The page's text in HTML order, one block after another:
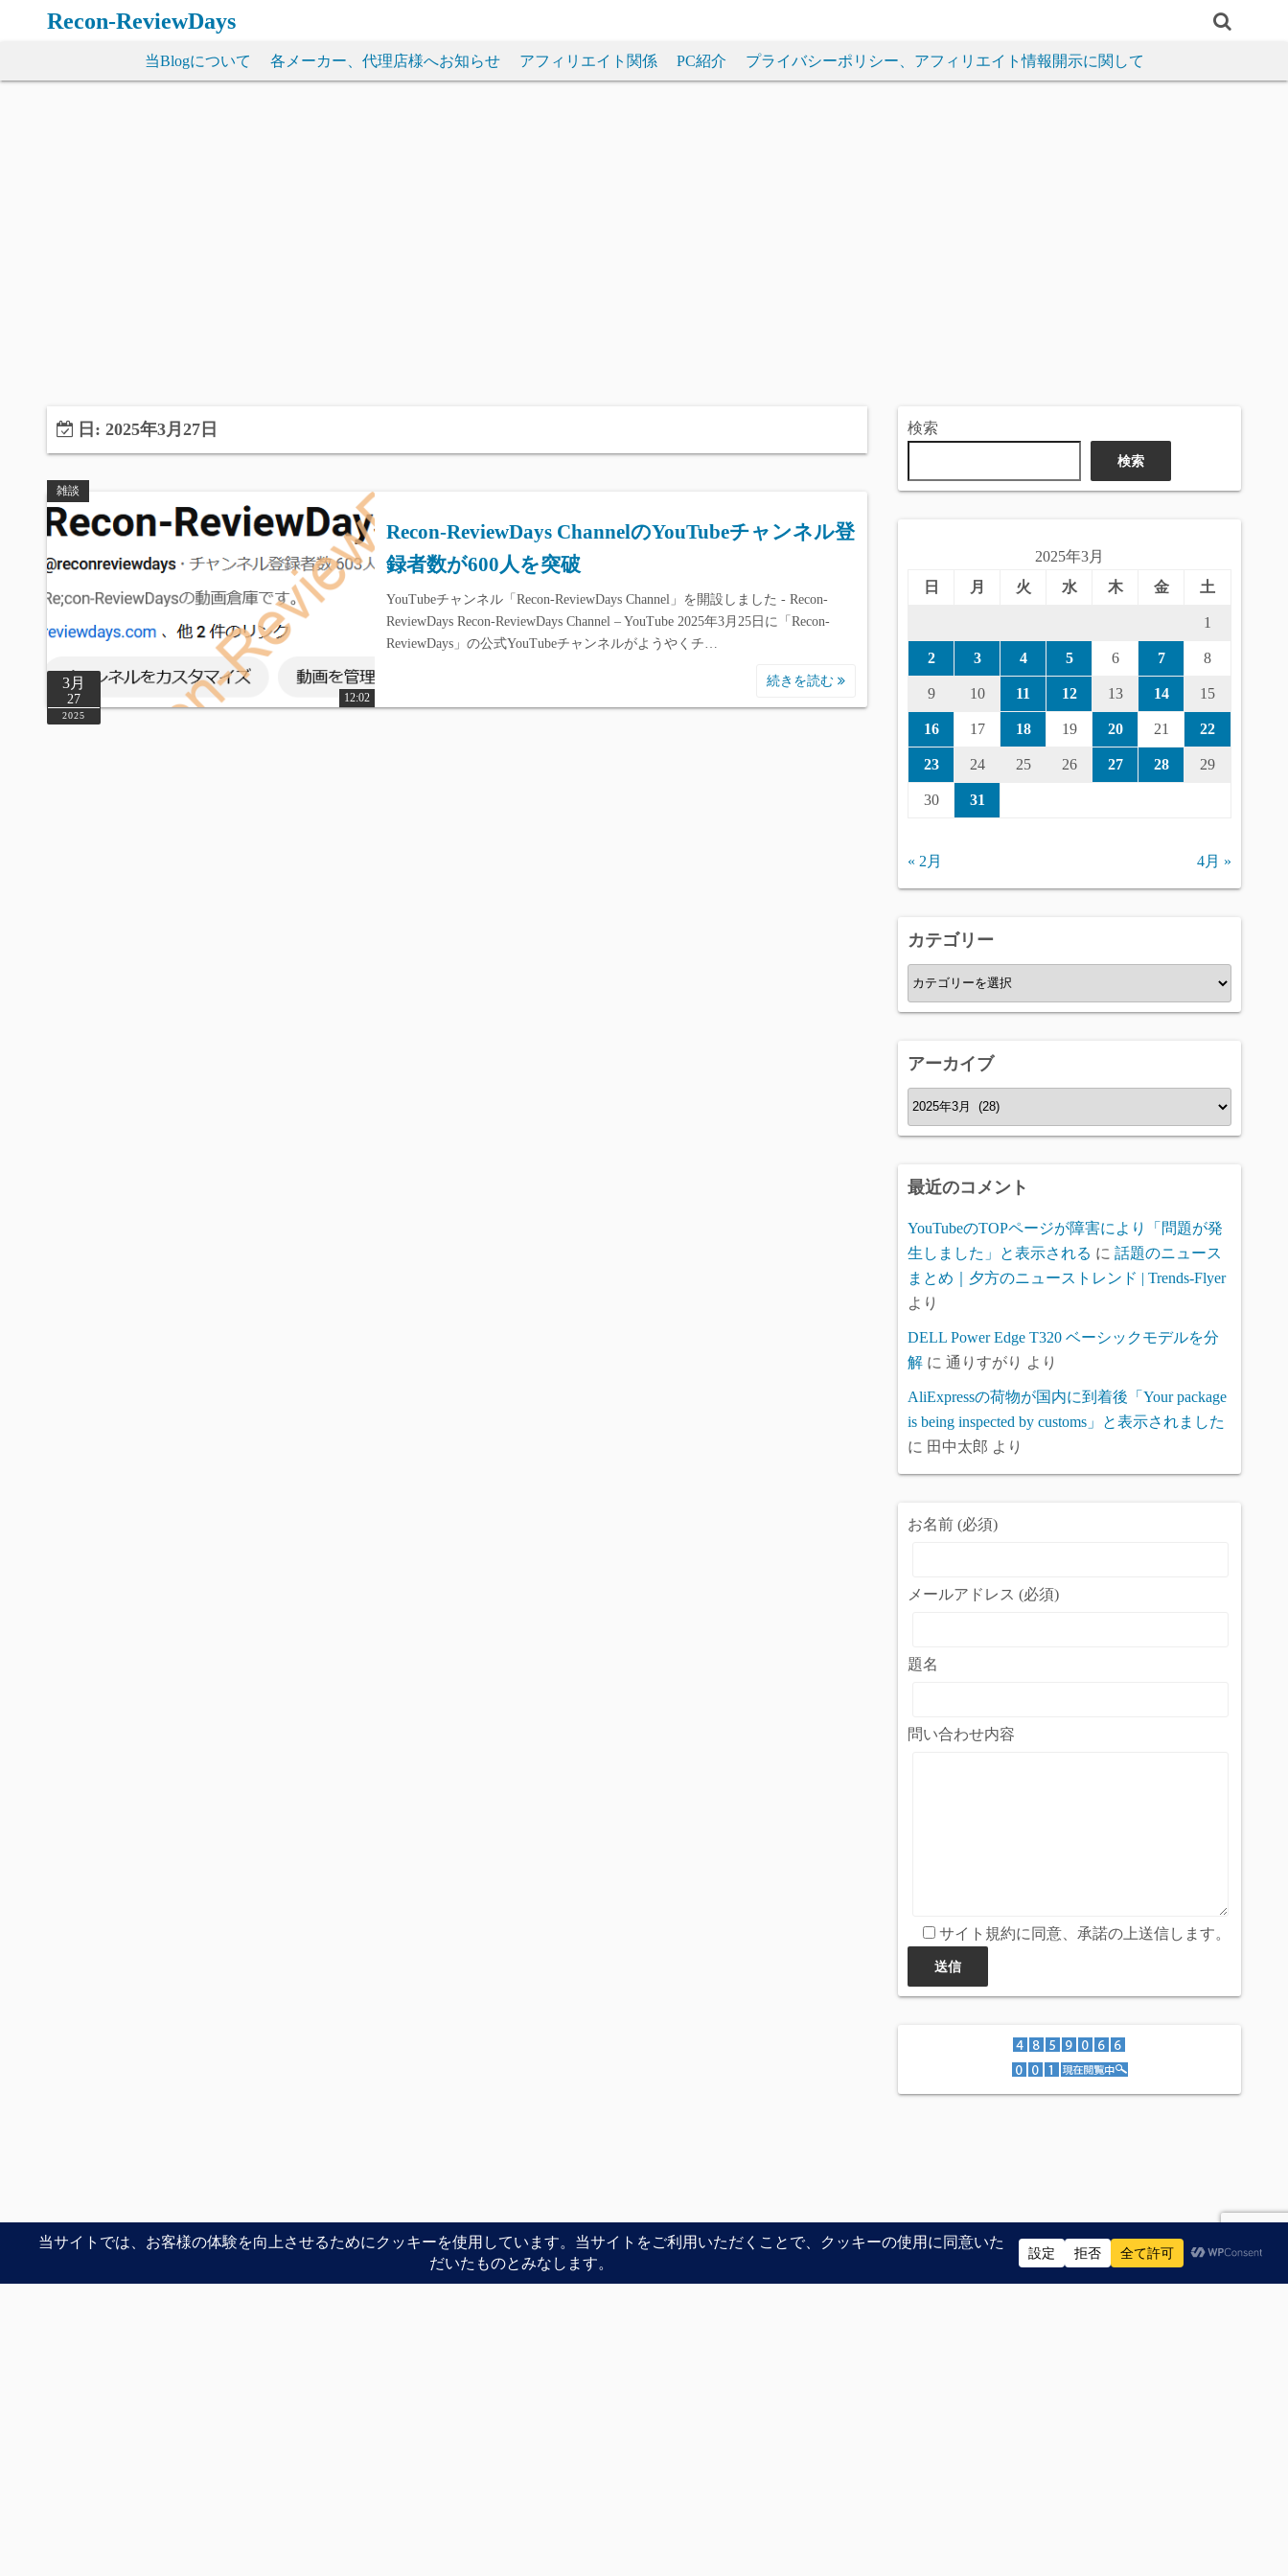
ン
Recon-ReviewDays
当Blogについて 各メーカー、代理店様へお知らせ アフィリエイト関係 PC紹介 プライバシーポリシー、アフィリエイト情報開示に関して
日: 2025年3月27日
雑談
3月
27
2025
12:02
Recon-ReviewDays ChannelのYouTubeチャンネル登
録者数が600人を突破
YouTubeチャンネル「Recon-ReviewDays Channel」を開設しました - Recon-
ReviewDays Recon-ReviewDays Channel – YouTube 2025年3月25日に「Recon-
ReviewDays」の公式YouTubeチャンネルがようやくチ…
続きを読む
検索
検索
2025年3月
日
月 火 水 木 金 土
1
2 3 4 5 6 7 8
9 10 11 12 13 14 15
16 17 18 19 20 21 22
23 24 25 26 27 28 29
30 31
« 2月 4月 »
カテゴリー
カ
テ
ー
アーカイブ
ア
ー
ブ
最近のコメント
YouTubeのTOPページが障害により「問題が発
生しました」と表示される に 話題のニュース
まとめ｜夕方のニューストレンド | Trends-Flyer
より
DELL Power Edge T320 ベーシックモデルを分
解 に 通りすがり より
AliExpressの荷物が国内に到着後「Your package
is being inspected by customs」と表示されました
に 田中太郎 より
お名前 (必須)
メールアドレス (必須)
題名
問い合わせ内容
サイト規約に同意、承諾の上送信します。